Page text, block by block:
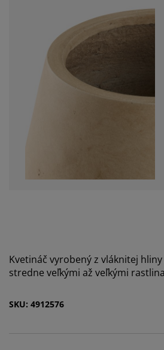
Kvetináč vyrobený z vláknitej
stredne veľkými až veľkými
SKU: 4912576